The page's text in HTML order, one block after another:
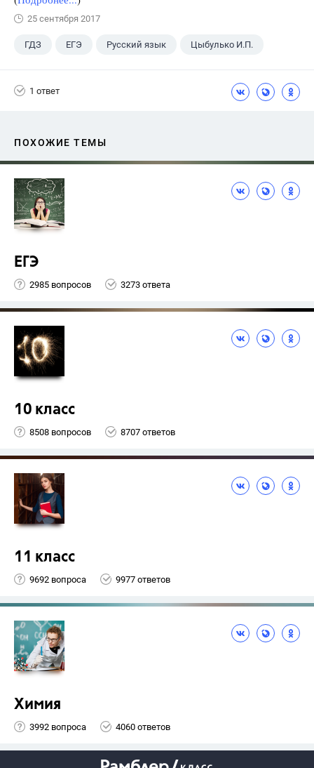
25 сентября 2017
ГДЗ ЕГЭ Русский язык Цыбулько И.П.
1 ответ
ПОХОЖИЕ ТЕМЫ
ЕГЭ
2985 вопросов 3273 ответа
10 класс
8508 вопросов 8707 ответов
11 класс
9692 вопроса 9977 ответов
Химия
3992 вопроса 4060 ответов